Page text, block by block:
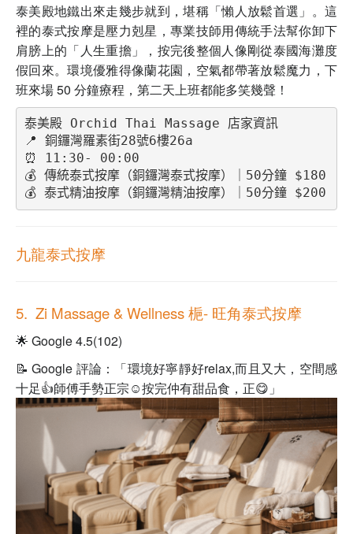
泰美殿地鐵出來走幾步就到，堪稱「懶人放鬆首選」。這
裡的泰式按摩是壓力剋星，專業技師用傳統手法幫你卸下
肩膀上的「人生重擔」，按完後整個人像剛從泰國海灘度
假回來。環境優雅得像蘭花園，空氣都帶著放鬆魔力，下
班來場 50 分鐘療程，第二天上班都能多笑幾聲！
泰美殿 Orchid Thai Massage 店家資訊
📍 銅鑼灣羅素街28號6樓26a
⏰ 11:30- 00:00
💰 傳統泰式按摩（銅鑼灣泰式按摩）｜50分鐘 $180
💰 泰式精油按摩（銅鑼灣精油按摩）｜50分鐘 $200
九龍泰式按摩
5. Zi Massage & Wellness 梔- 旺角泰式按摩
🌟 Google 4.5(102)
📝 Google 評論：「環境好寧靜好relax,而且又大，空間感
十足👍師傅手勢正宗☺️按完仲有甜品食，正😋」